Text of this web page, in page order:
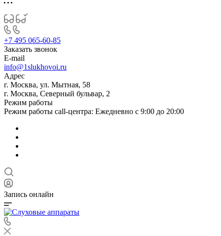
+7 495 065-60-85
Заказать звонок
E-mail
info@1slukhovoi.ru
Адрес
г. Москва, ул. Мытная, 58
г. Москва, Северный бульвар, 2
Режим работы
Режим работы call-центра: Ежедневно с 9:00 до 20:00
Запись онлайн